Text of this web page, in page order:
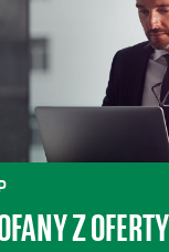
Z OFERTY